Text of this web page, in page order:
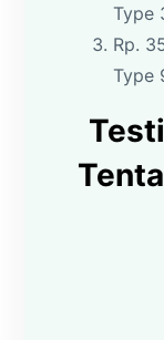
Type
Rp.
Type